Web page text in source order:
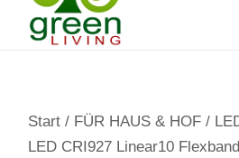
Start / FÜR HAUS & HOF /
LED CRI927 Linear10